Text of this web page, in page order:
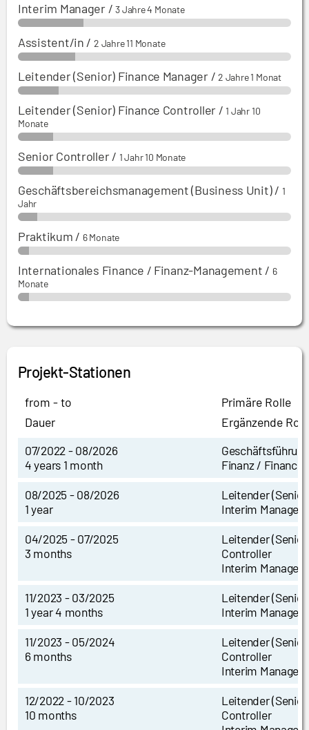
Interim Manager/3 Jahre 4 Monate
Assistent/in / 2 Jahre 11 Monate
Leitender (Senior) Finance Manager/2 Jahre 1 Monat
Leitender (Senior) Finance Controller /1 Jahr 10
Monate
Senior Controller/ 1 Jahr 10 Monate
Geschäftsbereichsmanagement (Business Unit)/ 1
Jahr
Praktikum / 6 Monate
Internationales Finance / Finanz-Management / 6
Monate
Projekt-Stationen
from - to
Dauer
Primäre Rolle
Ergänzende
07/2022 - 08/2026
4 years 1 month
Geschäftsführung
Finanz / Finance
08/2025 - 08/2026
1 year
Leitender
Interim Manager
04/2025 - 07/2025
3 months
Leitender
Controller
Interim Manager
11/2023 - 03/2025
1 year 4 months
Leitender
Interim Manager
11/2023 - 05/2024
6 months
Leitender
Controller
Interim Manager
12/2022 - 10/2023
10 months
Leitender
Controller